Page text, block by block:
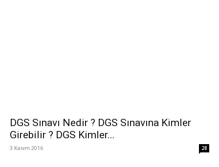
DGS Sınavı Nedir ? DGS Sınavına Kimler
Girebilir ? DGS Kimler...
3 Kasım 2016 28